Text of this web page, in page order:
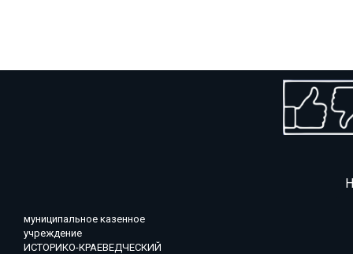
муниципальное казенное
учреждение
ИСТОРИКО-КРАЕВЕДЧЕСКИЙ